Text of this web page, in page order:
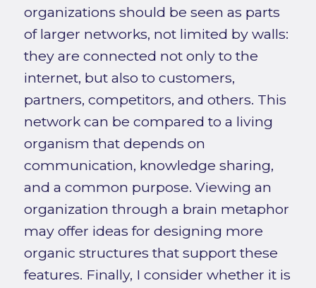
organizations should be seen as parts
of larger networks, not limited by walls:
they are connected not only to the
internet, but also to customers,
partners, competitors, and others. This
network can be compared to a living
organism that depends on
communication, knowledge sharing,
and a common purpose. Viewing an
organization through a brain metaphor
may offer ideas for designing more
organic structures that support these
features. Finally, I consider whether it is